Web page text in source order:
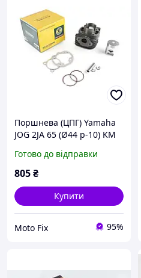
Поршнева (ЦПГ) Yamaha
JOG 2JA 65 (Ø44 p-10) KM
Готово до відправки
805₴
Купити
Moto Fix 95%